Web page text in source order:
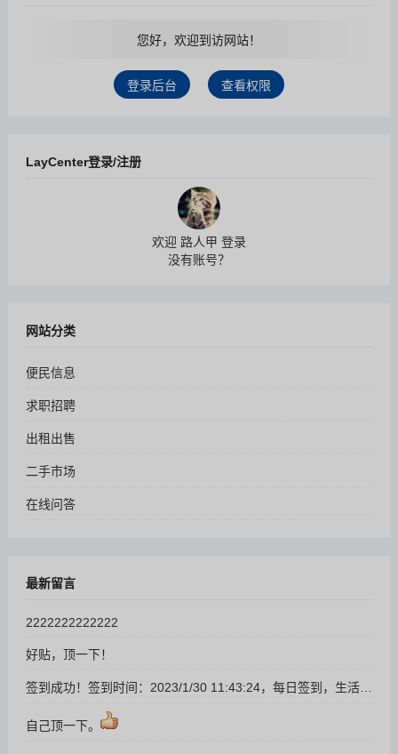
您好，欢迎到访网站！
登录后台 查看权限
LayCenter登录/注册
欢迎 路人甲 登录
没有账号？
网站分类
便民信息
求职招聘
出租出售
二手市场
在线问答
最新留言
2222222222222
好贴，顶一下！
签到成功！签到时间：2023/1/30 11:43:24，每日签到，生活更精彩！
自己顶一下。